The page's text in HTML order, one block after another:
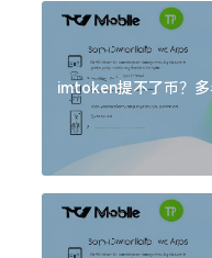
imtoken提不了币？